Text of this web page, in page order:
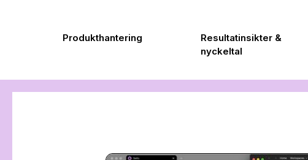
Produkthantering
Resultatinsikter &
nyckeltal